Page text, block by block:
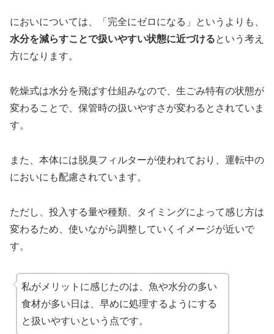
においについては、「完全にゼロになる」というよりも、
水分を減らすことで扱いやすい状態に近づけるという考え
方になります。
乾燥式は水分を飛ばす仕組みなので、生ごみ特有の状態が
変わることで、保管時の扱いやすさが変わるとされていま
す。
また、本体には脱臭フィルターが使われており、運転中の
においにも配慮されています。
ただし、投入する量や種類、タイミングによって感じ方は
変わるため、使いながら調整していくイメージが近いで
す。
私がメリットに感じたのは、魚や水分の多い
食材が多い日は、早めに処理するようにする
と扱いやすいという点です。